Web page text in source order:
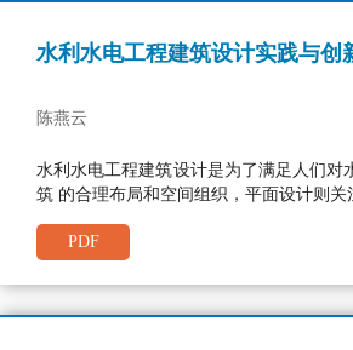
水利水电工程建筑设计实践与创
陈燕云
水利水电工程建筑设计是为了满足人们
筑 的合理布局和空间组织，平面设计则
PDF